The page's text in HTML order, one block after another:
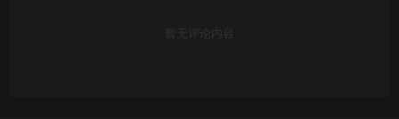
暂无评论内容